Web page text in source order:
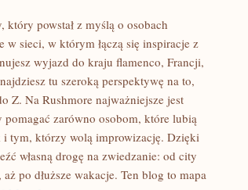
powstał z myślą o osobach
w sieci, w którym łączą się inspiracje z
wyjazd do kraju flamenco, Francji,
tu szeroką perspektywę na to,
Z. Na Rushmore najważniejsze jest
zarówno osobom, które lubią
tym, którzy wolą improwizację. Dzięki
własną drogę na zwiedzanie: od city
po dłuższe wakacje. Ten blog to mapa